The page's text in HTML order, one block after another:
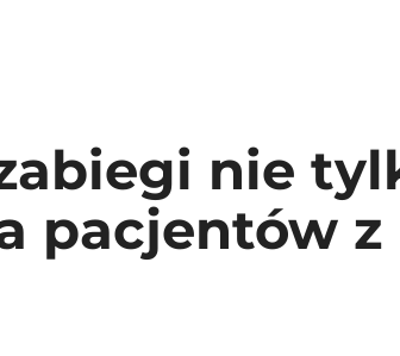
nie
pacjentów